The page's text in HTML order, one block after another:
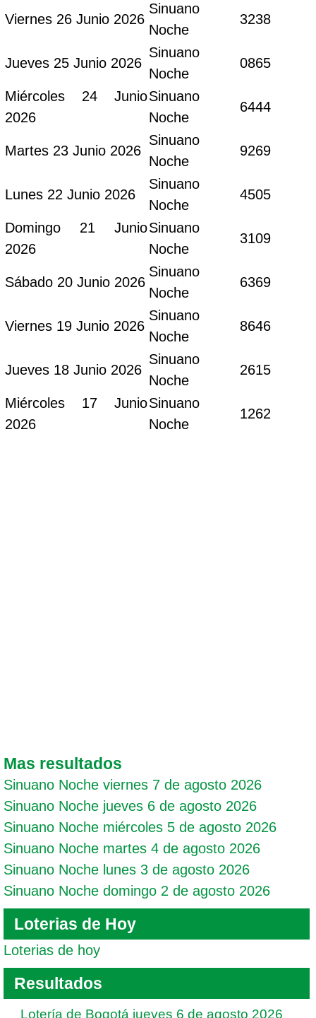
Viernes 26 Junio 2026
Sinuano
Noche
3238
Jueves 25 Junio 2026
Sinuano
Noche
0865
Miércoles 24 Junio
2026
Sinuano
Noche
6444
Martes 23 Junio 2026
Sinuano
Noche
9269
Lunes 22 Junio 2026
Sinuano
Noche
4505
Domingo 21 Junio
2026
Sinuano
Noche
3109
Sábado 20 Junio 2026
Sinuano
Noche
6369
Viernes 19 Junio 2026
Sinuano
Noche
8646
Jueves 18 Junio 2026
Sinuano
Noche
2615
Miércoles 17 Junio
2026
Sinuano
Noche
1262
Mas resultados
Sinuano Noche viernes 7 de agosto 2026
Sinuano Noche jueves 6 de agosto 2026
Sinuano Noche miércoles 5 de agosto 2026
Sinuano Noche martes 4 de agosto 2026
Sinuano Noche lunes 3 de agosto 2026
Sinuano Noche domingo 2 de agosto 2026
Loterias de Hoy
Loterias de hoy
Resultados
Lotería de Bogotá jueves 6 de agosto 2026